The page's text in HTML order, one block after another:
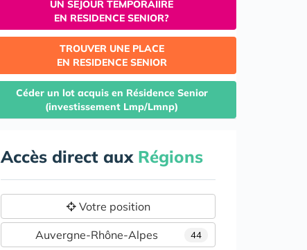
UN SEJOUR TEMPORAIIRE
EN RESIDENCE SENIOR?
TROUVER UNE PLACE
EN RESIDENCE SENIOR
Céder un lot acquis en Résidence Senior
(investissement Lmp/Lmnp)
Accès direct aux Régions
Votre position
44
Auvergne-Rhône-Alpes